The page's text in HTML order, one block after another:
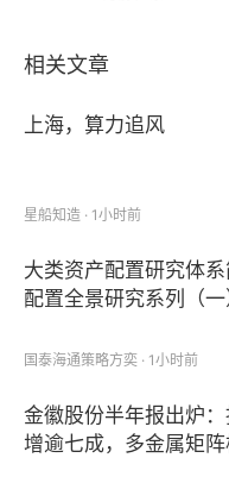
今日，南向资金净卖
（沪）净卖出54.74亿
48.64亿港元。
相关文章
上海，算力追风
星船知造 · 1小时前
大类资产配置研究体
配置全景研究系列（一
国泰海通策略方奕 · 1小时前
金徽股份半年报出炉
增逾七成，多金属矩